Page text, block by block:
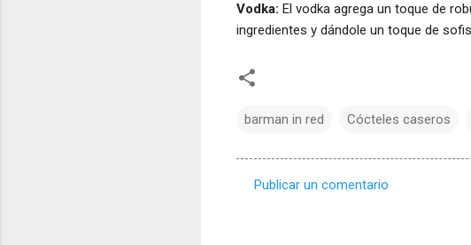
Vodka: El vodka agrega un toque de
ingredientes y dándole un toque de
barman in red Cócteles caseros
Publicar un comentario